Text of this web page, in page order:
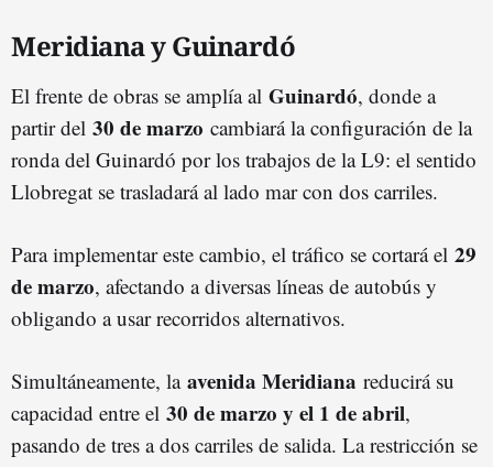
Meridiana y Guinardó
El frente de obras se amplía al Guinardó, donde a
partir del 30 de marzo cambiará la configuración de la
ronda del Guinardó por los trabajos de la L9: el sentido
Llobregat se trasladará al lado mar con dos carriles.
Para implementar este cambio, el tráfico se cortará el 29
de marzo, afectando a diversas líneas de autobús y
obligando a usar recorridos alternativos.
Simultáneamente, la avenida Meridiana reducirá su
capacidad entre el 30 de marzo y el 1 de abril,
pasando de tres a dos carriles de salida. La restricción se